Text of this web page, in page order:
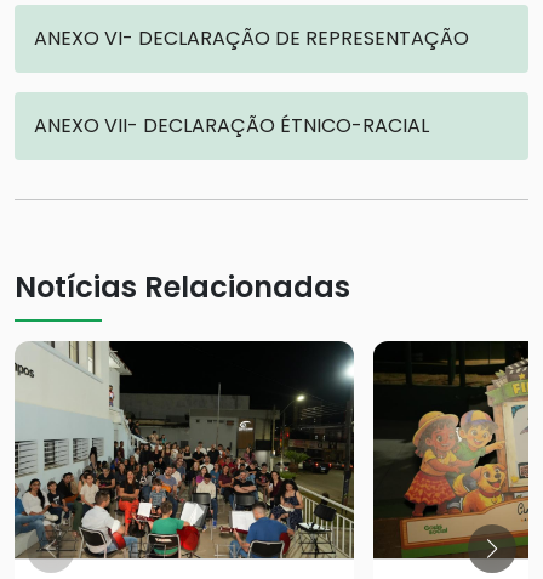
ANEXO VI- DECLARAÇÃO DE REPRESENTAÇÃO
ANEXO VII- DECLARAÇÃO ÉTNICO-RACIAL
Notícias Relacionadas